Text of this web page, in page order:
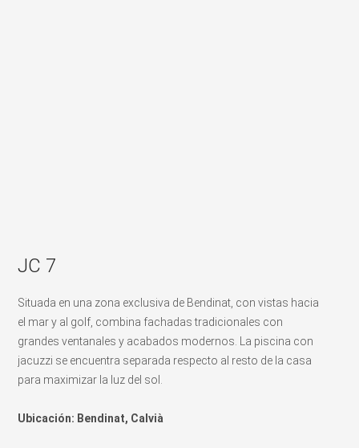
JC 7
Situada en una zona exclusiva de Bendinat, con vistas hacia
el mar y al golf, combina fachadas tradicionales con
grandes ventanales y acabados modernos. La piscina con
jacuzzi se encuentra separada respecto al resto de la casa
para maximizar la luz del sol.
Ubicación: Bendinat, Calvià